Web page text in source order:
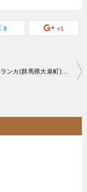
0 +1
カザ･ブランカ(群馬県大泉町)【食べ放題】ハンバーガーも作れるブラジル料理美味バイキング【大食い 】